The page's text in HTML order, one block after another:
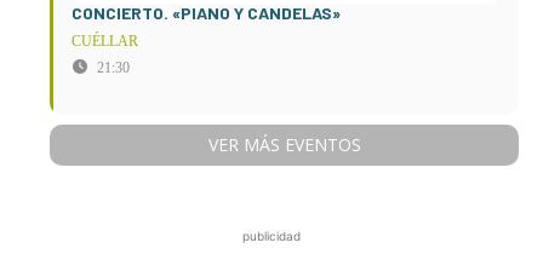
CONCIERTO. «PIANO Y CANDELAS»
CUÉLLAR
21:30
VER MÁS EVENTOS
publicidad